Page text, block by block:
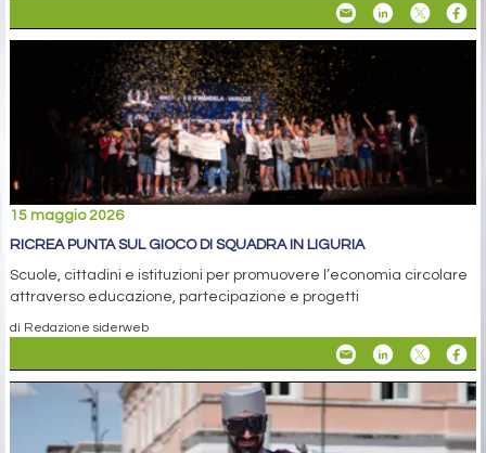
15 maggio 2026
RICREA PUNTA SUL GIOCO DI SQUADRA IN LIGURIA
Scuole, cittadini e istituzioni per promuovere l’economia circolare
attraverso educazione, partecipazione e progetti
di Redazione siderweb